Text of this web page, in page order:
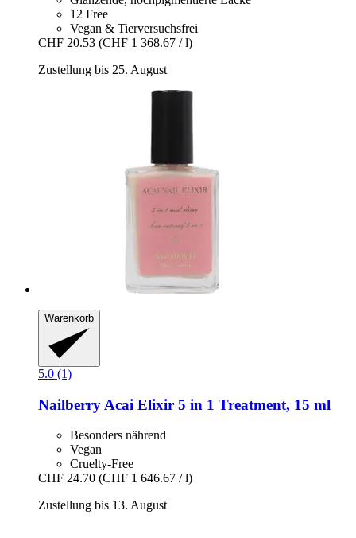
12 Free
Vegan & Tierversuchsfrei
CHF 20.53 (CHF 1 368.67 / l)
Zustellung bis 25. August
Warenkorb
5.0 (1)
Nailberry Acai Elixir 5 in 1 Treatment, 15 ml
Besonders nährend
Vegan
Cruelty-Free
CHF 24.70 (CHF 1 646.67 / l)
Zustellung bis 13. August